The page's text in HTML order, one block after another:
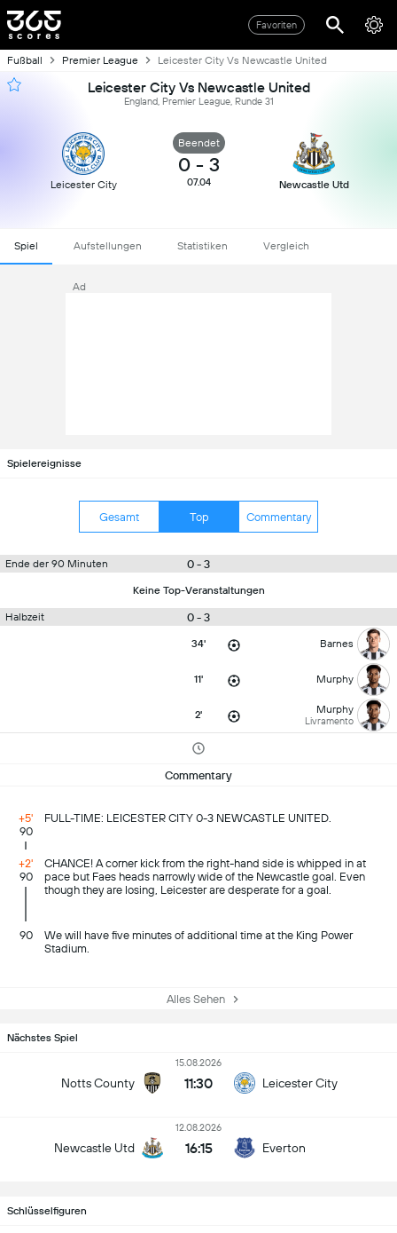
Favoriten
Fußball Premier League Leicester City Vs Newcastle United
Leicester City Vs Newcastle United
England, Premier League, Runde 31
Leicester City
Beendet
0 - 3
07.04 Newcastle Utd
Spiel Aufstellungen Statistiken Vergleich
Ad
Spielereignisse
Gesamt Top Commentary
Ende der 90 Minuten 0 - 3
Keine Top-Veranstaltungen
Halbzeit 0 - 3
34' Barnes
11' Murphy
2' Murphy
Livramento
Commentary
+5'
90
FULL-TIME: LEICESTER CITY 0-3 NEWCASTLE UNITED.
+2'
90
CHANCE! A corner kick from the right-hand side is whipped in at
pace but Faes heads narrowly wide of the Newcastle goal. Even
though they are losing, Leicester are desperate for a goal.
90
We will have five minutes of additional time at the King Power
Stadium.
Alles Sehen
Nächstes Spiel
Notts County
15.08.2026
11:30 Leicester City
Newcastle Utd
12.08.2026
16:15 Everton
Schlüsselfiguren